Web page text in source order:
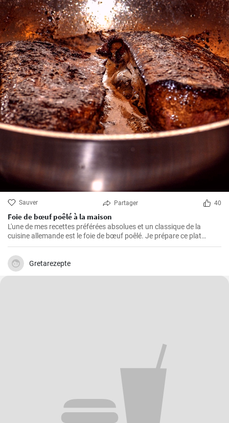
Sauver Partager 40
Foie de bœuf poêlé à la maison
L'une de mes recettes préférées absolues et un classique de la
cuisine allemande est le foie de bœuf poêlé. Je prépare ce plat
depuis des années dans ma propre cuisine et j'ai fait de petits
ajustements au fil du temps pour le perfectionner. Je suis très
heureux de le partager ici avec vous.
Gretarezepte